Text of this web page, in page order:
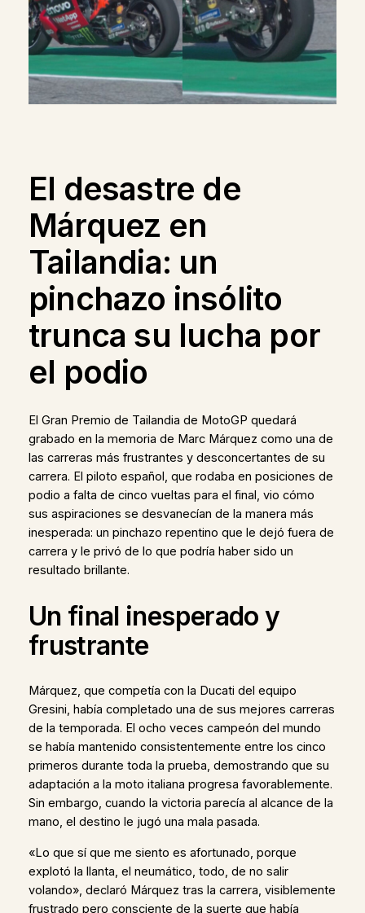
El desastre de
Márquez en
Tailandia: un
pinchazo insólito
trunca su lucha por
el podio
El Gran Premio de Tailandia de MotoGP quedará
grabado en la memoria de Marc Márquez como una de
las carreras más frustrantes y desconcertantes de su
carrera. El piloto español, que rodaba en posiciones de
podio a falta de cinco vueltas para el final, vio cómo
sus aspiraciones se desvanecían de la manera más
inesperada: un pinchazo repentino que le dejó fuera de
carrera y le privó de lo que podría haber sido un
resultado brillante.
Un final inesperado y
frustrante
Márquez, que competía con la Ducati del equipo
Gresini, había completado una de sus mejores carreras
de la temporada. El ocho veces campeón del mundo
se había mantenido consistentemente entre los cinco
primeros durante toda la prueba, demostrando que su
adaptación a la moto italiana progresa favorablemente.
Sin embargo, cuando la victoria parecía al alcance de la
mano, el destino le jugó una mala pasada.
«Lo que sí que me siento es afortunado, porque
explotó la llanta, el neumático, todo, de no salir
volando», declaró Márquez tras la carrera, visiblemente
frustrado pero consciente de la suerte que había